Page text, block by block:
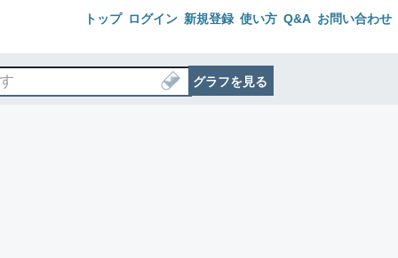
トップ ログイン 新規登録 使い方 Q&A お問い合わせ
グラフを見る